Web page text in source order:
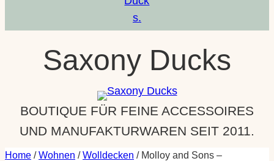
m
Saxony Ducks
BOUTIQUE FÜR FEINE ACCESSOIRES
UND MANUFAKTURWAREN SEIT 2011.
Home /Wohnen /Wolldecken / Molloy and Sons –